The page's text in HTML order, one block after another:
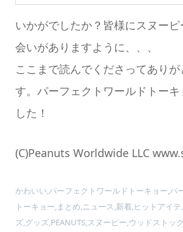
いかがでしたか？皆様にスヌー
会いがありますように、、、
ここまで読んでくださってありが
す。パーフェクトワールドトー
した！
(C)Peanuts Worldwide LLC
かわいい,パーフェクトワールドトーキョー,パ
トーキョー,まとめ,ニュース,新着,ヒットアイ
ズ,グッズ,PEANUTS,スヌーピー,ウッドストッ